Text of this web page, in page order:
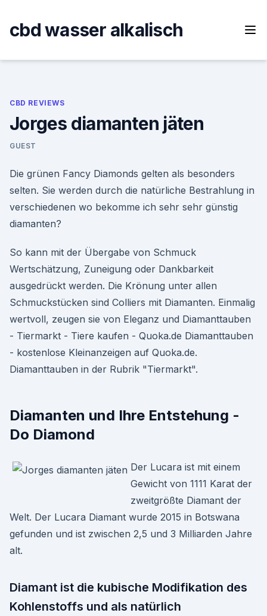
content
cbd wasser alkalisch
CBD REVIEWS
Jorges diamanten jäten
GUEST
Die grünen Fancy Diamonds gelten als besonders
selten. Sie werden durch die natürliche Bestrahlung in
verschiedenen wo bekomme ich sehr sehr günstig
diamanten?
So kann mit der Übergabe von Schmuck
Wertschätzung, Zuneigung oder Dankbarkeit
ausgedrückt werden. Die Krönung unter allen
Schmuckstücken sind Colliers mit Diamanten. Einmalig
wertvoll, zeugen sie von Eleganz und Diamanttauben
- Tiermarkt - Tiere kaufen - Quoka.de Diamanttauben
- kostenlose Kleinanzeigen auf Quoka.de.
Diamanttauben in der Rubrik "Tiermarkt".
Diamanten und Ihre Entstehung -
Do Diamond
Der Lucara ist mit einem
Gewicht von 1111 Karat der
zweitgrößte Diamant der
Welt. Der Lucara Diamant wurde 2015 in Botswana
gefunden und ist zwischen 2,5 und 3 Milliarden Jahre
alt.
Diamant ist die kubische Modifikation des
Kohlenstoffs und als natürlich